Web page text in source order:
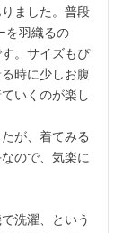
ました。普段
を羽織るの
。サイズもぴ
時に少しお腹
いくのが楽し
が、着てみる
ので、気楽に
洗濯、という